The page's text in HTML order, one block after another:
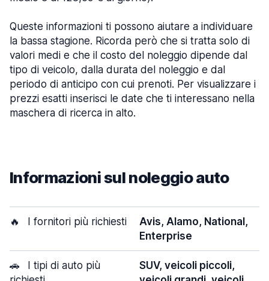
Queste informazioni ti possono aiutare a individuare
la bassa stagione. Ricorda però che si tratta solo di
valori medi e che il costo del noleggio dipende dal
tipo di veicolo, dalla durata del noleggio e dal
periodo di anticipo con cui prenoti. Per visualizzare i
prezzi esatti inserisci le date che ti interessano nella
maschera di ricerca in alto.
Informazioni sul noleggio auto
🔥 I fornitori più richiesti
Avis, Alamo, National,
Enterprise
🚗
I tipi di auto più
SUV, veicoli piccoli,